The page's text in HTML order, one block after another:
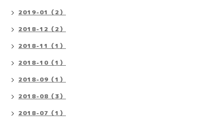
2019-01（2）
2018-12（2）
2018-11（1）
2018-10（1）
2018-09（1）
2018-08（3）
2018-07（1）